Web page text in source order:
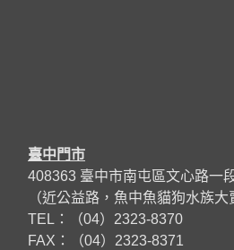
臺中門市
408363 臺中市南屯區文心路一
（近公益路，魚中魚貓狗水族大
TEL：（04）2323-8370
FAX：（04）2323-8371